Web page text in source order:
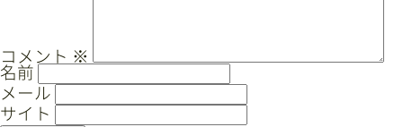
シンテック公式Instagram
ョ
ン
コメント ※
名前
メール
サイト